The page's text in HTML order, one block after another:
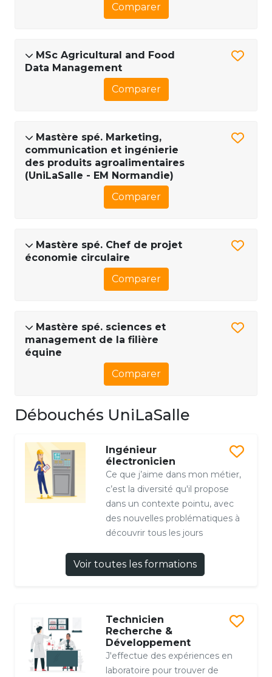
Comparer
MSc Agricultural and Food
Data Management
Comparer
Mastère spé. Marketing,
communication et ingénierie
des produits agroalimentaires
(UniLaSalle - EM Normandie)
Comparer
Mastère spé. Chef de projet
économie circulaire
Comparer
Mastère spé. sciences et
management de la filière
équine
Comparer
Débouchés UniLaSalle
Ingénieur
électronicien
Ce que j’aime dans mon métier,
c’est la diversité qu'il propose
dans un contexte pointu, avec
des nouvelles problématiques à
découvrir tous les jours
Voir toutes les formations
Technicien
Recherche &
Développement
J'effectue des expériences en
laboratoire pour trouver de